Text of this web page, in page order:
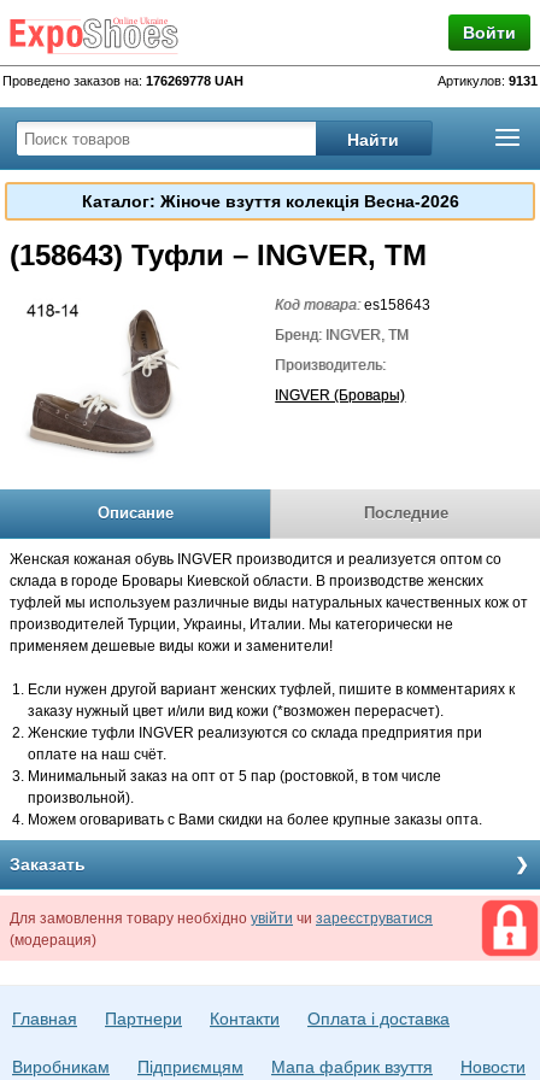
Войти
Проведено заказов на: 176269778 UAH Артикулов: 9131
Каталог: Жіноче взуття колекція Весна-2026
(158643) Туфли – INGVER, TM
Код товара:es158643
Бренд: INGVER, TM
Производитель:
INGVER (Бровары)
Описание Последние
Женская кожаная обувь INGVER производится и реализуется оптом со
склада в городе Бровары Киевской области. В производстве женских
туфлей мы используем различные виды натуральных качественных кож от
производителей Турции, Украины, Италии. Мы категорически не
применяем дешевые виды кожи и заменители!
Если нужен другой вариант женских туфлей, пишите в комментариях к
заказу нужный цвет и/или вид кожи (*возможен перерасчет).
Женские туфли INGVER реализуются со склада предприятия при
оплате на наш счёт.
Минимальный заказ на опт от 5 пар (ростовкой, в том числе
произвольной).
Можем оговаривать с Вами скидки на более крупные заказы опта.
Заказать
Для замовлення товару необхідно увійти чи зареєструватися
(модерация)
Главная Партнери Контакти Оплата і доставка
Виробникам Підприємцям Мапа фабрик взуття Новости